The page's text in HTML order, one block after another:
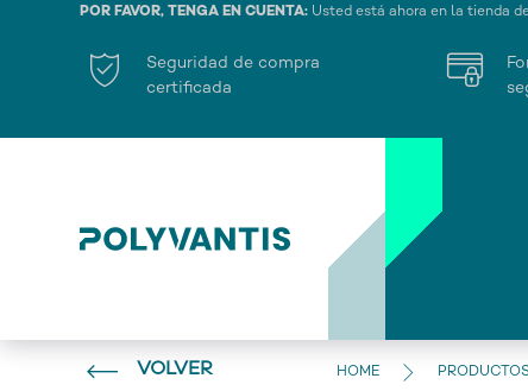
POR FAVOR, TENGA EN CUENTA: Usted está ahora en la tienda
Seguridad de compra
certificada
VOLVER HOME